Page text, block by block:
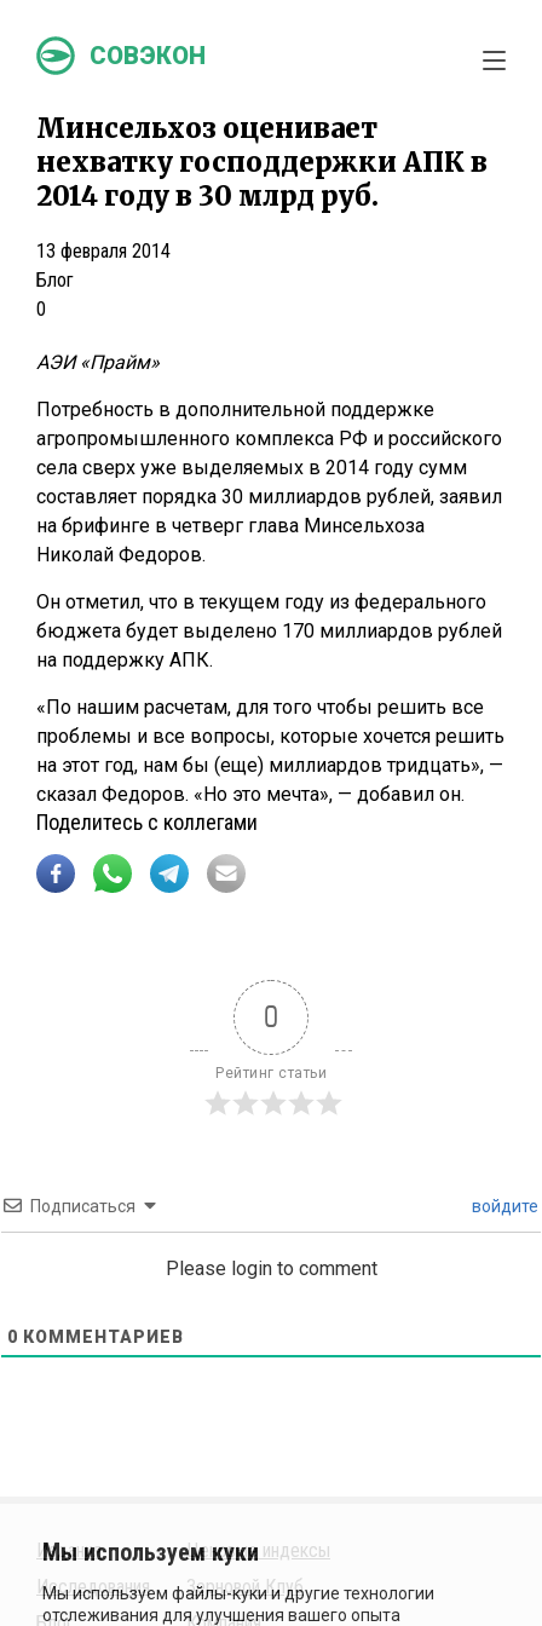
СОВЭКОН
Минсельхоз оценивает
нехватку господдержки АПК в
2014 году в 30 млрд руб.
13 февраля 2014
Блог
0
АЭИ «Прайм»
Потребность в дополнительной поддержке
агропромышленного комплекса РФ и российского
села сверх уже выделяемых в 2014 году сумм
составляет порядка 30 миллиардов рублей, заявил
на брифинге в четверг глава Минсельхоза
Николай Федоров.
Он отметил, что в текущем году из федерального
бюджета будет выделено 170 миллиардов рублей
на поддержку АПК.
«По нашим расчетам, для того чтобы решить все
проблемы и все вопросы, которые хочется решить
на этот год, нам бы (еще) миллиардов тридцать», —
сказал Федоров. «Но это мечта», — добавил он.
Поделитесь с коллегами
0
Рейтинг статьи
Подписаться войдите
Please login to comment
0 КОММЕНТАРИЕВ
Издания
Исследования
Ценовые индексы
Зерновой Клуб